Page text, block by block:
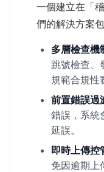
一個建立在「
們的解決方案包
多層檢查機
跳號檢查、
規範合規性
前置錯誤過
錯誤，系統
延誤。
即時上傳控
免因逾期上